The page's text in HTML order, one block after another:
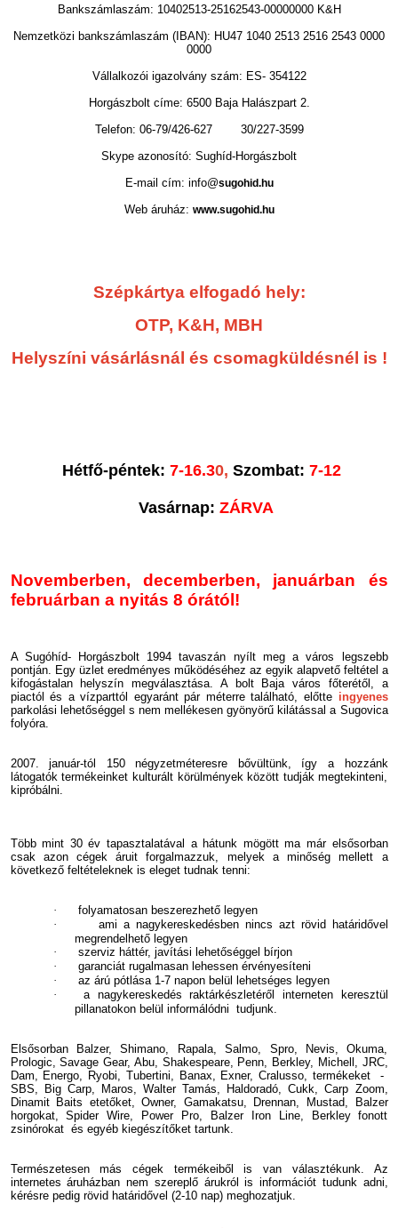
Bankszámlaszám: 10402513-25162543-00000000 K&H
Nemzetközi bankszámlaszám (IBAN): HU47 1040 2513 2516 2543 0000
0000
Vállalkozói igazolvány szám: ES- 354122
Horgászbolt címe: 6500 Baja Halászpart 2.
Telefon: 06-79/426-627 30/227-3599
Skype azonosító: Sughíd-Horgászbolt
E-mail cím: info@sugohid.hu
Web áruház: www.sugohid.hu
Szépkártya elfogadó hely:
OTP, K&H, MBH
Helyszíni vásárlásnál és csomagküldésnél is !
Hétfő-péntek: 7-16.30, Szombat: 7-12
Vasárnap: ZÁRVA
Novemberben, decemberben, januárban és
februárban a nyitás 8 órától!
A Sugóhíd- Horgászbolt 1994 tavaszán nyílt meg a város legszebb
pontján. Egy üzlet eredményes működéséhez az egyik alapvető feltétel a
kifogástalan helyszín megválasztása. A bolt Baja város főterétől, a
piactól és a vízparttól egyaránt pár méterre található, előtte ingyenes
parkolási lehetőséggel s nem mellékesen gyönyörű kilátással a Sugovica
folyóra.
2007. január-tól 150 négyzetméteresre bővültünk, így a hozzánk
látogatók termékeinket kulturált körülmények között tudják megtekinteni,
kipróbálni.
Több mint 30 év tapasztalatával a hátunk mögött ma már elsősorban
csak azon cégek áruit forgalmazzuk, melyek a minőség mellett a
következő feltételeknek is eleget tudnak tenni:
· folyamatosan beszerezhető legyen
· ami a nagykereskedésben nincs azt rövid határidővel
megrendelhető legyen
· szerviz háttér, javítási lehetőséggel bírjon
· garanciát rugalmasan lehessen érvényesíteni
· az árú pótlása 1-7 napon belül lehetséges legyen
· a nagykereskedés raktárkészletéről interneten keresztül
pillanatokon belül informálódni tudjunk.
Elsősorban Balzer, Shimano, Rapala, Salmo, Spro, Nevis, Okuma,
Prologic, Savage Gear, Abu, Shakespeare, Penn, Berkley, Michell, JRC,
Dam, Energo, Ryobi, Tubertini, Banax, Exner, Cralusso, termékeket -
SBS, Big Carp, Maros, Walter Tamás, Haldoradó, Cukk, Carp Zoom,
Dinamit Baits etetőket, Owner, Gamakatsu, Drennan, Mustad, Balzer
horgokat, Spider Wire, Power Pro, Balzer Iron Line, Berkley fonott
zsinórokat és egyéb kiegészítőket tartunk.
Természetesen más cégek termékeiből is van választékunk. Az
internetes áruházban nem szereplő árukról is információt tudunk adni,
kérésre pedig rövid határidővel (2-10 nap) meghozatjuk.